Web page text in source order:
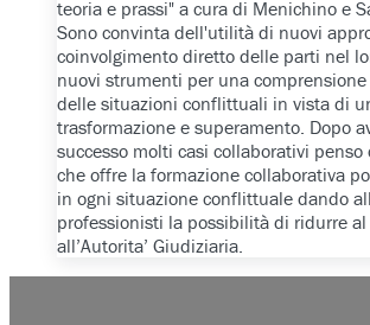
teoria e prassi" a cura di Menichino e
Sono convinta dell'utilità di nuovi
coinvolgimento diretto delle parti nel
nuovi strumenti per una
delle situazioni conflittuali in vista di
trasformazione e superamento. Dopo
successo molti casi collaborativi
che offre la formazione collaborativa
in ogni situazione conflittuale dando
professionisti la possibilità di ridurre
all’Autorita’ Giudiziaria.